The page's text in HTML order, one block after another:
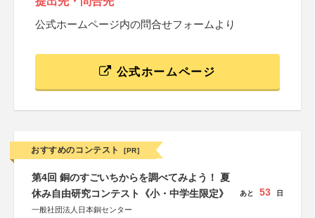
公式ホームページ内の問合せフォームより
公式ホームページ
おすすめのコンテスト [PR]
第4回 銅のすごいちからを調べてみよう！ 夏
休み自由研究コンテスト《小・中学生限定》
一般社団法人日本銅センター
あと 53 日